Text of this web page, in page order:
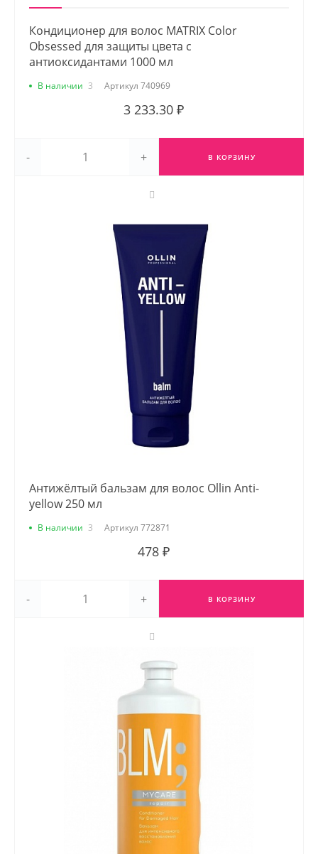
Кондиционер для волос MATRIX Color
Obsessed для защиты цвета с
антиоксидантами 1000 мл
В наличии 3 Артикул 740969
3 233.30 ₽
- + В КОРЗИНУ
Антижёлтый бальзам для волос Ollin Anti-
yellow 250 мл
В наличии 3 Артикул 772871
478 ₽
- + В КОРЗИНУ